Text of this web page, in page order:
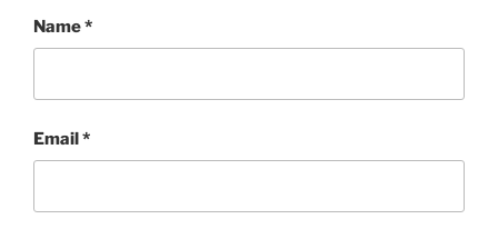
Name*
Email*